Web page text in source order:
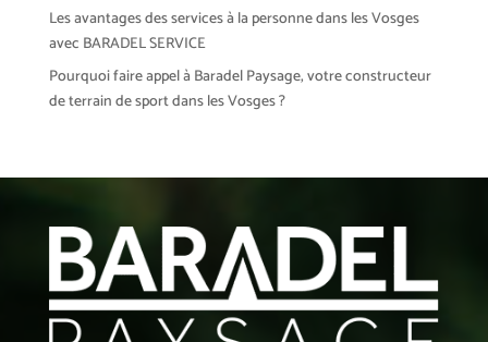
Les avantages des services à la personne dans les Vosges
avec BARADEL SERVICE
Pourquoi faire appel à Baradel Paysage, votre constructeur
de terrain de sport dans les Vosges ?